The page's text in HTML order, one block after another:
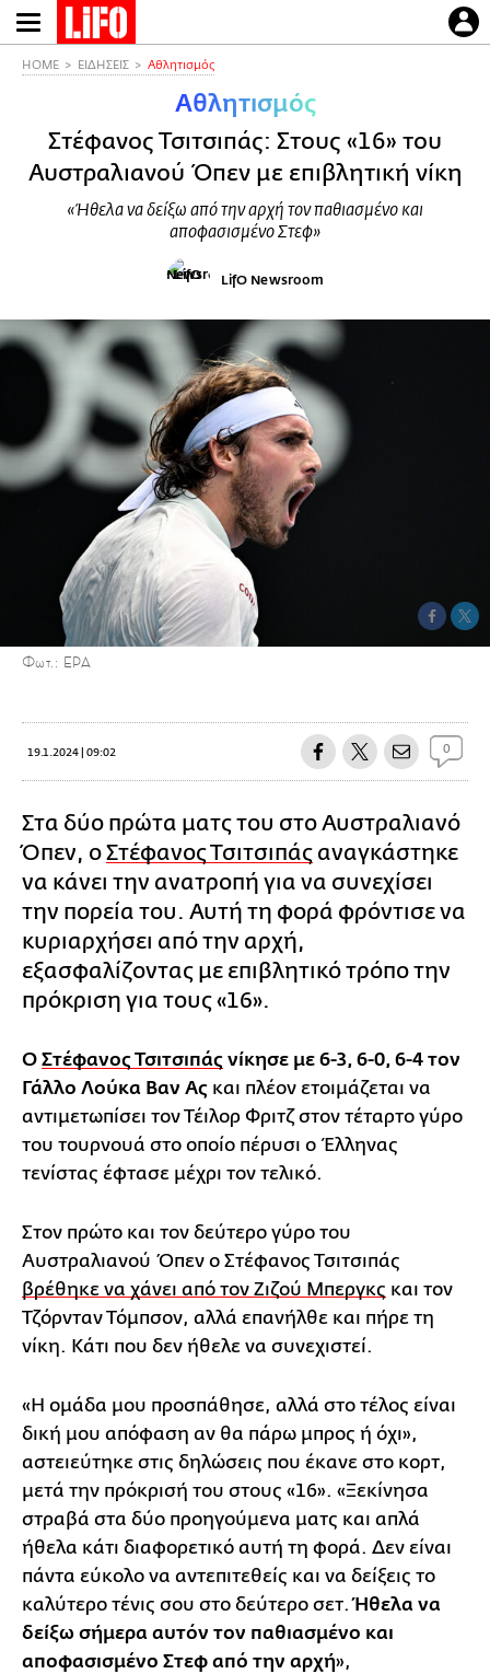
Παράκαμψη
προς
HOME ΕΙΔΗΣΕΙΣ Αθλητισμός
Αθλητισμός
Στέφανος Τσιτσιπάς: Στους «16» του
Αυστραλιανού Όπεν με επιβλητική νίκη
«Ήθελα να δείξω από την αρχή τον παθιασμένο και
αποφασισμένο Στεφ»
LifO Newsroom
Φωτ.: EPA
19.1.2024 | 09:02 0
Στα δύο πρώτα ματς του στο Αυστραλιανό
Όπεν, οΣτέφανος Τσιτσιπάς αναγκάστηκε
να κάνει την ανατροπή για να συνεχίσει
την πορεία του. Αυτή τη φορά φρόντισε να
κυριαρχήσει από την αρχή,
εξασφαλίζοντας με επιβλητικό τρόπο την
πρόκριση για τους «16».
Ο Στέφανος Τσιτσιπάς νίκησε με 6-3, 6-0, 6-4 τον
Γάλλο Λούκα Βαν Ας και πλέον ετοιμάζεται να
αντιμετωπίσει τον Τέιλορ Φριτζ στον τέταρτο γύρο
του τουρνουά στο οποίο πέρυσι ο Έλληνας
τενίστας έφτασε μέχρι τον τελικό.
Στον πρώτο και τον δεύτερο γύρο του
Αυστραλιανού Όπεν ο Στέφανος Τσιτσιπάς
βρέθηκε να χάνει από τον Ζιζού Μπεργκς και τον
Τζόρνταν Τόμπσον, αλλά επανήλθε και πήρε τη
νίκη. Κάτι που δεν ήθελε να συνεχιστεί.
«Η ομάδα μου προσπάθησε, αλλά στο τέλος είναι
δική μου απόφαση αν θα πάρω μπρος ή όχι»,
αστειεύτηκε στις δηλώσεις που έκανε στο κορτ,
μετά την πρόκρισή του στους «16». «Ξεκίνησα
στραβά στα δύο προηγούμενα ματς και απλά
ήθελα κάτι διαφορετικό αυτή τη φορά. Δεν είναι
πάντα εύκολο να αντεπιτεθείς και να δείξεις το
καλύτερο τένις σου στο δεύτερο σετ.Ήθελα να
δείξω σήμερα αυτόν τον παθιασμένο και
αποφασισμένο Στεφ από την αρχή»,